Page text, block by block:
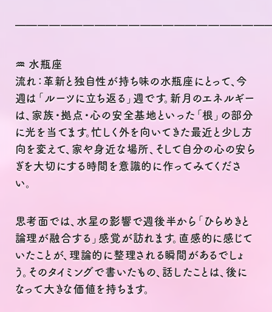
♒ 水瓶座
流れ：革新と独自性が持ち味の水瓶座にとって、今
週は「ルーツに立ち返る」週です。新月のエネルギー
は、家族・拠点・心の安全基地といった「根」の部分
に光を当てます。忙しく外を向いてきた最近と少し方
向を変えて、家や身近な場所、そして自分の心の安ら
ぎを大切にする時間を意識的に作ってみてくださ
い。
思考面では、水星の影響で週後半から「ひらめきと
論理が融合する」感覚が訪れます。直感的に感じて
いたことが、理論的に整理される瞬間があるでしょ
う。そのタイミングで書いたもの、話したことは、後に
なって大きな価値を持ちます。